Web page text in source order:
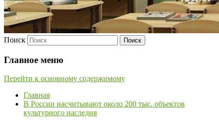
Поиск
Главное меню
Перейти к основному содержимому
Главная
В России насчитывают около 200 тыс. объектов
культурного наследия